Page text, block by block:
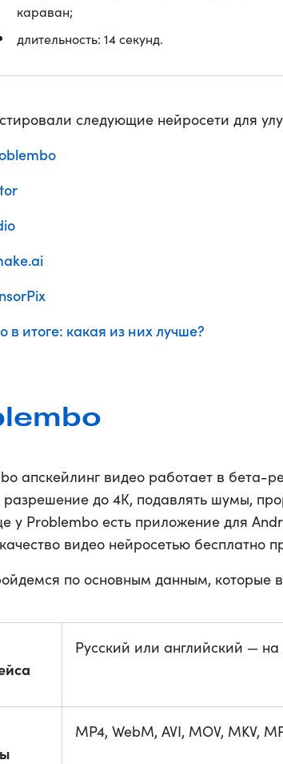
караван;
длительность: 14 секунд.
следующие нейросети для
в итоге: какая из них лучше?
апскейлинг видео работает в бета-
до 4К, подавлять шумы,
у Problembo есть приложение для
видео нейросетью бесплатно
по основным данным, которые
Русский или английский —
MP4, WebM, AVI, MOV, MKV,